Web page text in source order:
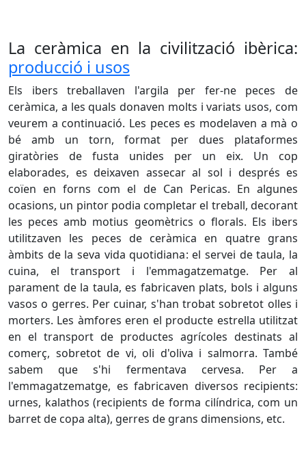
La ceràmica en la civilització ibèrica:
producció i usos
Els ibers treballaven l'argila per fer-ne peces de
ceràmica, a les quals donaven molts i variats usos, com
veurem a continuació. Les peces es modelaven a mà o
bé amb un torn, format per dues plataformes
giratòries de fusta unides per un eix. Un cop
elaborades, es deixaven assecar al sol i després es
coïen en forns com el de Can Pericas. En algunes
ocasions, un pintor podia completar el treball, decorant
les peces amb motius geomètrics o florals. Els ibers
utilitzaven les peces de ceràmica en quatre grans
àmbits de la seva vida quotidiana: el servei de taula, la
cuina, el transport i l'emmagatzematge. Per al
parament de la taula, es fabricaven plats, bols i alguns
vasos o gerres. Per cuinar, s'han trobat sobretot olles i
morters. Les àmfores eren el producte estrella utilitzat
en el transport de productes agrícoles destinats al
comerç, sobretot de vi, oli d'oliva i salmorra. També
sabem que s'hi fermentava cervesa. Per a
l'emmagatzematge, es fabricaven diversos recipients:
urnes, kalathos (recipients de forma cilíndrica, com un
barret de copa alta), gerres de grans dimensions, etc.